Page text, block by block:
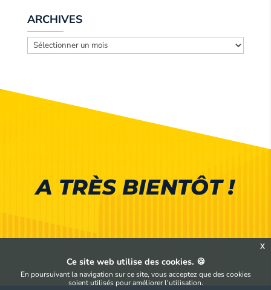
ARCHIVES
Archives
A TRÈS BIENTÔT !
Ce site web utilise des cookies. 🍪
En poursuivant la navigation sur ce site, vous acceptez que des cookies
soient utilisés pour améliorer l'utilisation.
x